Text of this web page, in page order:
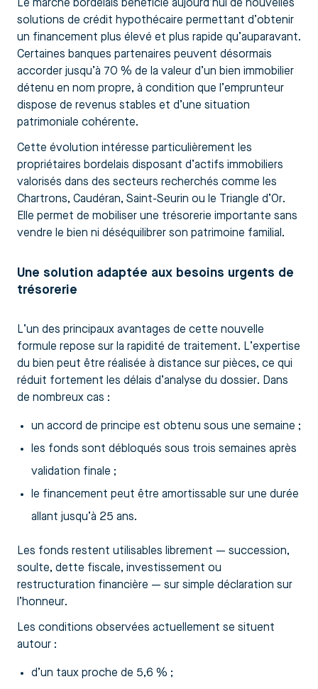
Le marché bordelais bénéficie aujourd’hui de nouvelles
solutions de crédit hypothécaire permettant d’obtenir
un financement plus élevé et plus rapide qu’auparavant.
Certaines banques partenaires peuvent désormais
accorder jusqu’à 70 % de la valeur d’un bien immobilier
détenu en nom propre, à condition que l’emprunteur
dispose de revenus stables et d’une situation
patrimoniale cohérente.
Cette évolution intéresse particulièrement les
propriétaires bordelais disposant d’actifs immobiliers
valorisés dans des secteurs recherchés comme les
Chartrons, Caudéran, Saint-Seurin ou le Triangle d’Or.
Elle permet de mobiliser une trésorerie importante sans
vendre le bien ni déséquilibrer son patrimoine familial.
Une solution adaptée aux besoins urgents de
trésorerie
L’un des principaux avantages de cette nouvelle
formule repose sur la rapidité de traitement. L’expertise
du bien peut être réalisée à distance sur pièces, ce qui
réduit fortement les délais d’analyse du dossier. Dans
de nombreux cas :
un accord de principe est obtenu sous une semaine ;
les fonds sont débloqués sous trois semaines après
validation finale ;
le financement peut être amortissable sur une durée
allant jusqu’à 25 ans.
Les fonds restent utilisables librement — succession,
soulte, dette fiscale, investissement ou
restructuration financière — sur simple déclaration sur
l’honneur.
Les conditions observées actuellement se situent
autour :
d’un taux proche de 5,6 % ;